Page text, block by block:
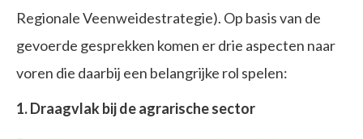
Regionale Veenweidestrategie). Op basis van de
gevoerde gesprekken komen er drie aspecten naar
voren die daarbij een belangrijke rol spelen:
1.Draagvlak bij de agrarische sector